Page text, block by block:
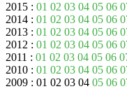
2015 : 01 02 03 04 05 06
2014 : 01 02 03 04 05 06
2013 : 01 02 03 04 05 06
2012 : 01 02 03 04 05 06
2011 : 01 02 03 04 05 06
2010 : 01 02 03 04 05 06
2009 : 01 02 03 04 05 06